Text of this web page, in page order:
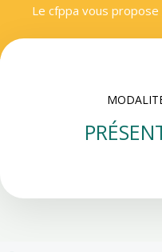
Le cfppa vous